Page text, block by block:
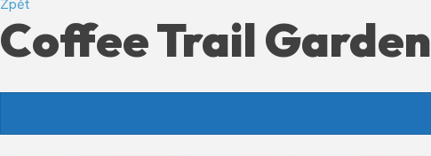
Zpět
Coffee Trail Garden